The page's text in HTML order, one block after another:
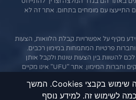
התייעצו עם מומחים בתחום. אתר זה לא
מקיף על אפשרויות קבלת הלוואות, הצעות
וחברות פרטיות המתמחות במימון רכבים.
להשוות בין הצעות שונות ולקבל אותן
באמצעות פנייה ישירה לבנקים וחברות המימון. אתר "UFU" אינו מקיים
אי עמידה בתנאי ההלוואה או בהחזר
פיגורים והליכי הוצאה לפועל.
לידיעתך, באתר זה נעשה שימוש בקבצי Cookies. המשך
לשימוש זה. למידע נוסף